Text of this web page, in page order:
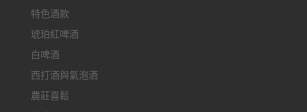
特色酒款
琥珀紅啤酒
白啤酒
西打酒與氣泡酒
農莊喜鬆